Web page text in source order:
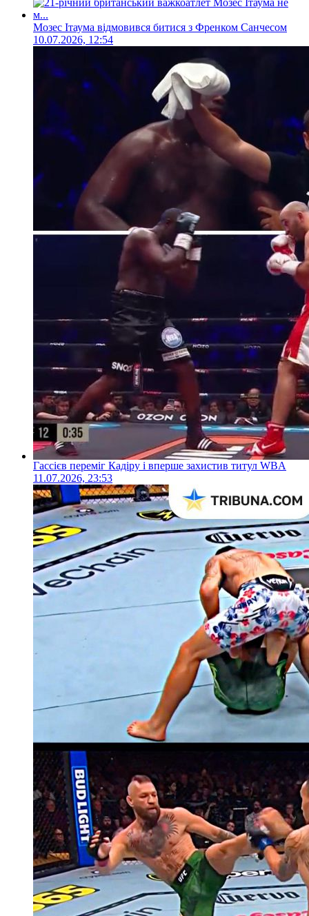
Мозес Ітаума відмовився битися з Френком Санчесом
10.07.2026, 12:54
Гассієв переміг Кадіру і вперше захистив титул WBA
11.07.2026, 23:53